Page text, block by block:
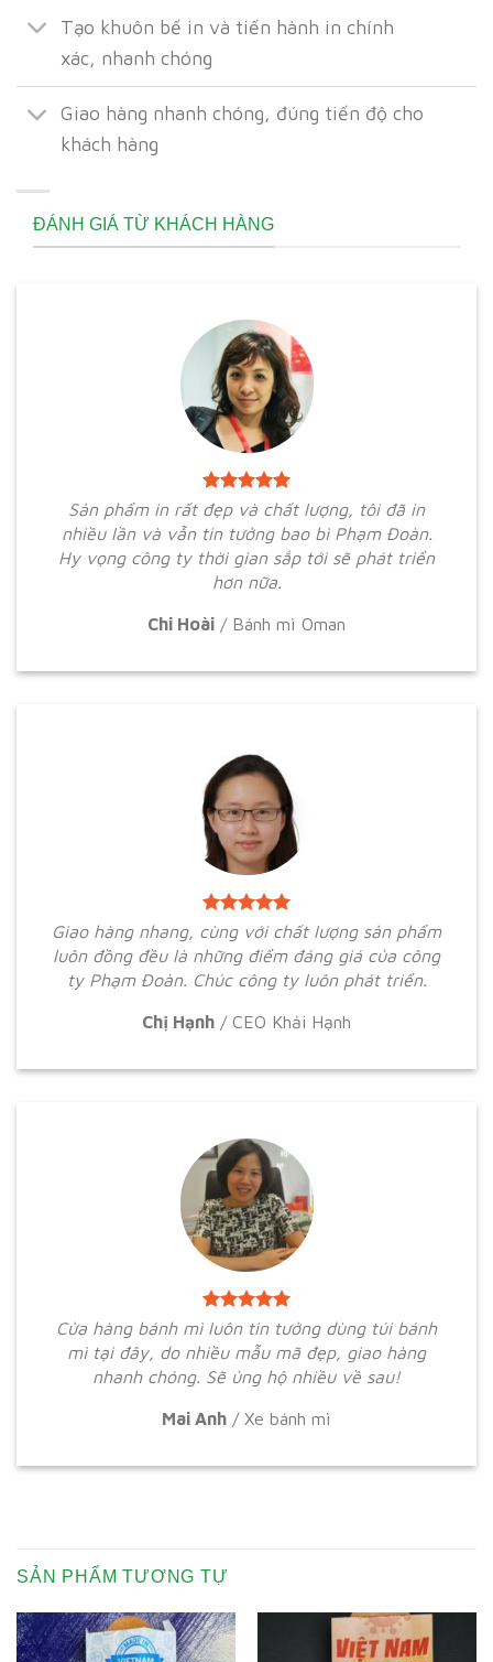
Tạo khuôn bế in và tiến hành in chính
xác, nhanh chóng
Giao hàng nhanh chóng, đúng tiến độ cho
khách hàng
ĐÁNH GIÁ TỪ KHÁCH HÀNG
Sản phẩm in rất đẹp và chất lượng, tôi đã in
nhiều lần và vẫn tin tưởng bao bì Phạm Đoàn.
Hy vọng công ty thời gian sắp tới sẽ phát triển
hơn nữa.
Chi Hoài / Bánh mì Oman
Giao hàng nhang, cùng với chất lượng sản phẩm
luôn đồng đều là những điểm đáng giá của công
ty Phạm Đoàn. Chúc công ty luôn phát triển.
Chị Hạnh / CEO Khải Hạnh
Cửa hàng bánh mì luôn tin tưởng dùng túi bánh
mì tại đây, do nhiều mẫu mã đẹp, giao hàng
nhanh chóng. Sẽ ủng hộ nhiều về sau!
Mai Anh / Xe bánh mì
SẢN PHẨM TƯƠNG TỰ